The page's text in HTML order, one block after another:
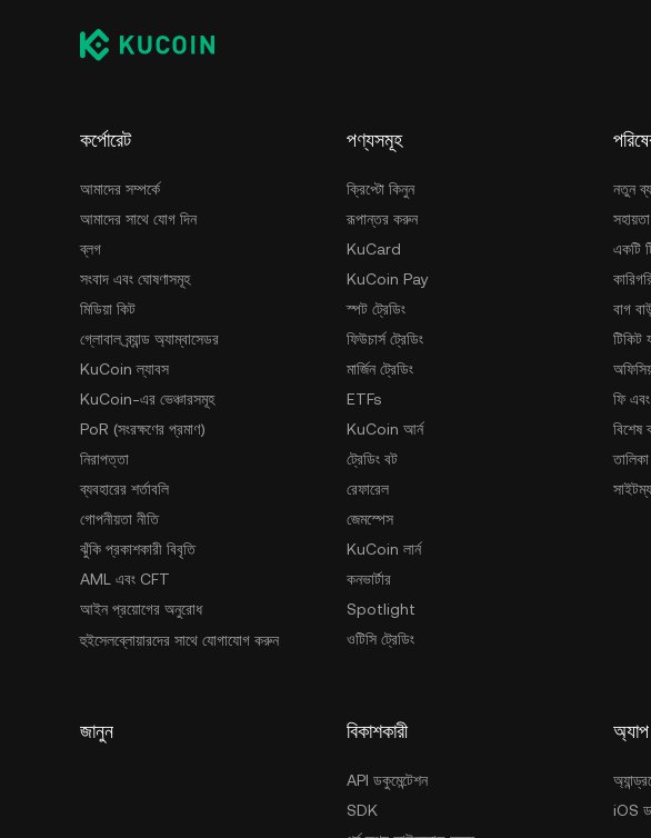
কর্পোরেট
আমাদের সম্পর্কে
আমাদের সাথে যোগ দিন
ব্লগ
সংবাদ এবং ঘোষণাসমূহ
মিডিয়া কিট
গ্লোবাল ব্র্যান্ড অ্যাম্বাসেডর
KuCoin ল্যাবস
KuCoin-এর ভেঞ্চারসমূহ
PoR (সংরক্ষণের প্রমাণ)
নিরাপত্তা
ব্যবহারের শর্তাবলি
গোপনীয়তা নীতি
ঝুঁকি প্রকাশকারী বিবৃতি
AML এবং CFT
আইন প্রয়োগের অনুরোধ
হুইসেলব্লোয়ারদের সাথে যোগাযোগ করুন
পণ্যসমূহ
ক্রিপ্টো কিনুন
রূপান্তর করুন
KuCard
KuCoin Pay
স্পট ট্রেডিং
ফিউচার্স ট্রেডিং
মার্জিন ট্রেডিং
ETFs
KuCoin আর্ন
ট্রেডিং বট
রেফারেল
জেমস্পেস
KuCoin লার্ন
কনভার্টার
Spotlight
ওটিসি ট্রেডিং
নতুন
একটি
বাগ
টিকিট
ফি
বিশেষ
জানুন বিকাশকারী
API ডকুমেন্টেশন
SDK
iOS